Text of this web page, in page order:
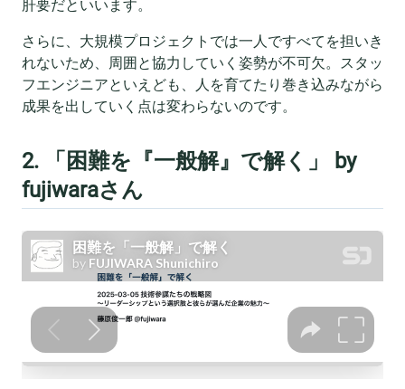
肝要だといいます。
さらに、大規模プロジェクトでは一人ですべてを担いき
れないため、周囲と協力していく姿勢が不可欠。スタッ
フエンジニアといえども、人を育てたり巻き込みながら
成果を出していく点は変わらないのです。
2. 「困難を『一般解』で解く」 by
fujiwaraさん